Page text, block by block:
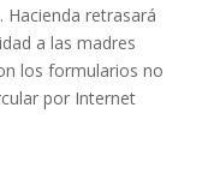
retrasará
a las madres
los formularios no
por Internet